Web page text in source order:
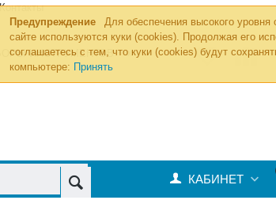
Предупреждение
Для обеспечения высокого уровня
сайте используются куки (cookies). Продолжая его
соглашаетесь с тем, что куки (cookies) будут
компьютере: Принять
Контакты
ИНСТРУМЕНТОВ »
КАБИНЕТ